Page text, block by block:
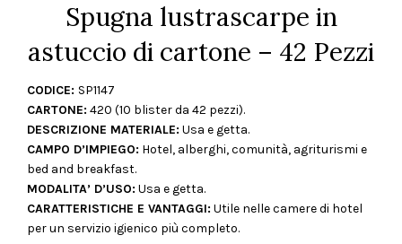
Spugna lustrascarpe in
astuccio di cartone – 42 Pezzi
CODICE: SP1147
CARTONE: 420 (10 blister da 42 pezzi).
DESCRIZIONE MATERIALE: Usa e getta.
CAMPO D’IMPIEGO: Hotel, alberghi, comunità, agriturismi e
bed and breakfast.
MODALITA’ D’USO: Usa e getta.
CARATTERISTICHE E VANTAGGI: Utile nelle camere di hotel
per un servizio igienico più completo.